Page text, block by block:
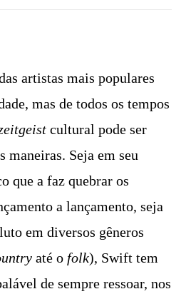
artistas mais populares
mas de todos os tempos
cultural pode ser
maneiras. Seja em seu
que a faz quebrar os
a lançamento, seja
em diversos gêneros
até o folk), Swift tem
de sempre ressoar, nos